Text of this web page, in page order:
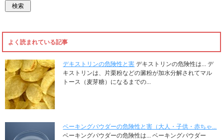
よく読まれている記事
デキストリンの危険性と害 デキストリンの危険性は... デ
キストリンは、片栗粉などの澱粉が加水分解されてマル
トース（麦芽糖）になるまでの...
ベーキングパウダーの危険性と害（大人・子供・赤ちゃ...
ベーキングパウダーの危険性は... ベーキングパウダー